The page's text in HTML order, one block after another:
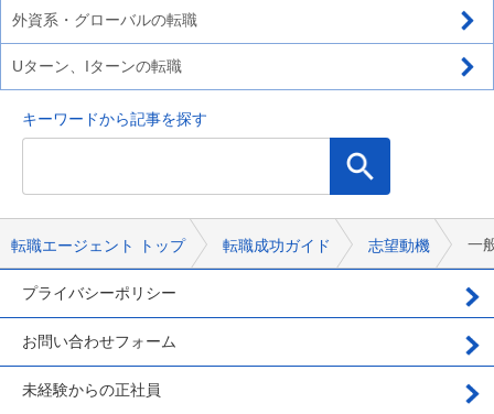
外資系・グローバルの転職
Uターン、Iターンの転職
キーワードから記事を探す
転職エージェント トップ 転職成功ガイド 志望動機 一
プライバシーポリシー
お問い合わせフォーム
未経験からの正社員